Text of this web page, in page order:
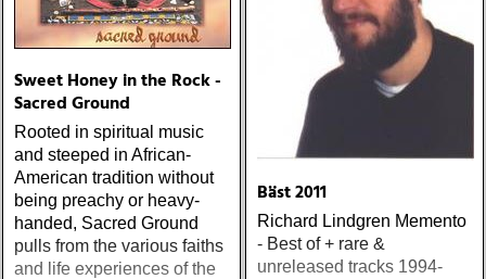
Sweet Honey in the Rock -
Sacred Ground
Rooted in spiritual music
and steeped in African-
American tradition without
being preachy or heavy-
handed, Sacred Ground
pulls from the various faiths
and life experiences of the
Bäst 2011
Richard Lindgren Memento
- Best of + rare &
unreleased tracks 1994-